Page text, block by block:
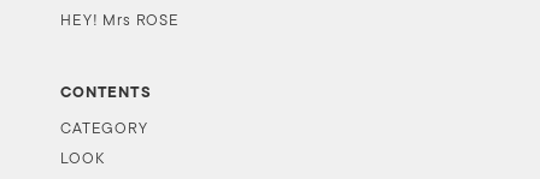
HEY! Mrs ROSE
CONTENTS
CATEGORY
LOOK